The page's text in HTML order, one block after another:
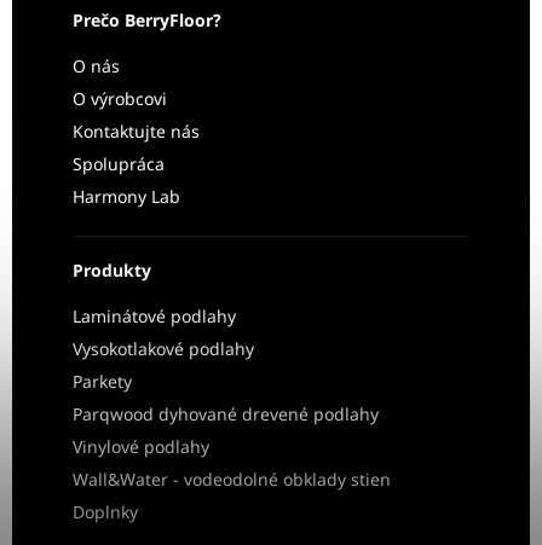
Prečo BerryFloor?
O nás
O výrobcovi
Kontaktujte nás
Spolupráca
Harmony Lab
Produkty
Laminátové podlahy
Vysokotlakové podlahy
Parkety
Parqwood dyhované drevené podlahy
Vinylové podlahy
Wall&Water - vodeodolné obklady stien
Doplnky